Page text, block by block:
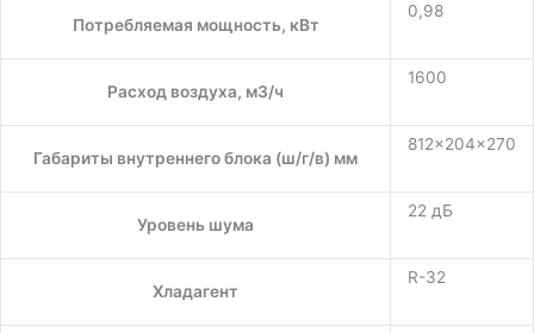
Потребляемая мощность, кВт
0,98
Расход воздуха, м3/ч
1600
Габариты внутреннего блока (ш/г/в) мм
812×204×270
Уровень шума
22 дБ
Хладагент
R-32